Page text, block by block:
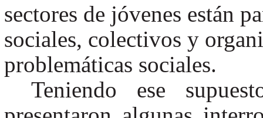
sectores de jóvenes están
sociales, colectivos y
problemáticas sociales.
Teniendo ese